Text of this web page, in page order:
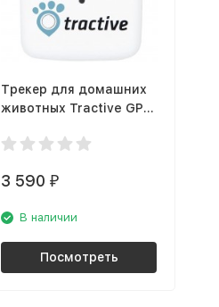
Трекер для домашних
животных Tractive GPS
3 590 ₽
В наличии
Посмотреть